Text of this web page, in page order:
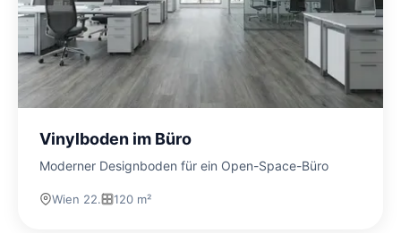
Vinylboden im Büro
Moderner Designboden für ein Open-Space-Büro
Wien 22. 120 m²